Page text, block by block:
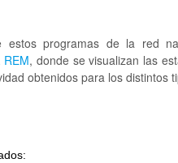
estos programas de la red
, donde se visualizan las
obtenidos para los distintos